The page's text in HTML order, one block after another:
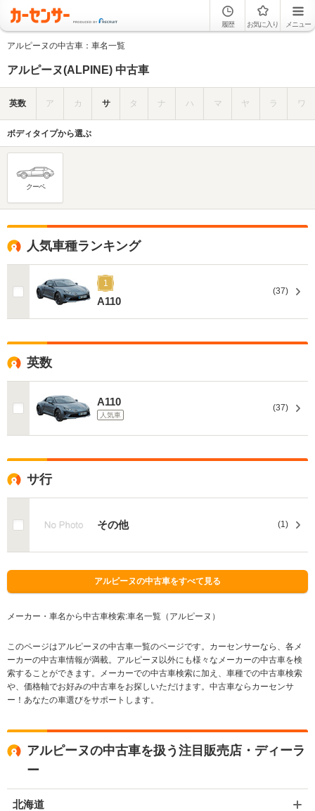
履歴 お気に入り メニュー
アルピーヌの中古車：車名一覧
アルピーヌ(ALPINE) 中古車
英数 ア カ サ タ ナ ハ マ ヤ ラ ワ
ボディタイプから選ぶ
クーペ
人気車種ランキング
1
A110
(37)
英数
A110
人気車
(37)
サ行
その他 (1)
アルピーヌの中古車をすべて見る
メーカー・車名から中古車検索:車名一覧（アルピーヌ）
このページはアルピーヌの中古車一覧のページです。カーセンサーなら、各メ
ーカーの中古車情報が満載。アルピーヌ以外にも様々なメーカーの中古車を検
索することができます。メーカーでの中古車検索に加え、車種での中古車検索
や、価格軸でお好みの中古車をお探しいただけます。中古車ならカーセンサ
ー！あなたの車選びをサポートします。
アルピーヌの中古車を扱う注目販売店・ディーラ
ー
北海道